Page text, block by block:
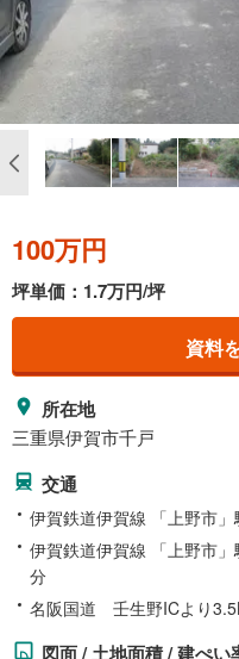
100万円
坪単価：1.7万円/坪
資料
所在地
三重県伊賀市千戸
交通
伊賀鉄道伊賀線 「上野市
伊賀鉄道伊賀線 「上野市
分
名阪国道 壬生野ICより
図面 / 土地面積 / 建ぺい